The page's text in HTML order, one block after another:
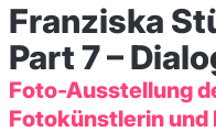
Franziska
Part 7 –
Foto-Ausstellung
Fotokünstlerin und